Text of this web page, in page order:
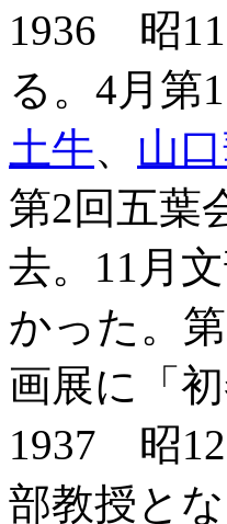
1936 昭
る。4月第
土牛、 山
第2回五葉
去。11月
かった。
画展に「
1937 昭
部教授と